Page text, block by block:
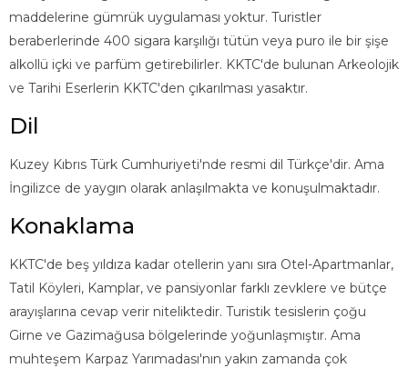
maddelerine gümrük uygulaması yoktur. Turistler
beraberlerinde 400 sigara karşılığı tütün veya puro ile bir şişe
alkollü içki ve parfüm getirebilirler. KKTC'de bulunan Arkeolojik
ve Tarihi Eserlerin KKTC'den çıkarılması yasaktır.
Dil
Kuzey Kıbrıs Türk Cumhuriyeti'nde resmi dil Türkçe'dir. Ama
İngilizce de yaygın olarak anlaşılmakta ve konuşulmaktadır.
Konaklama
KKTC'de beş yıldıza kadar otellerin yanı sıra Otel-Apartmanlar,
Tatil Köyleri, Kamplar, ve pansiyonlar farklı zevklere ve bütçe
arayışlarına cevap verir niteliktedir. Turistik tesislerin çoğu
Girne ve Gazimağusa bölgelerinde yoğunlaşmıştır. Ama
muhteşem Karpaz Yarımadası'nın yakın zamanda çok